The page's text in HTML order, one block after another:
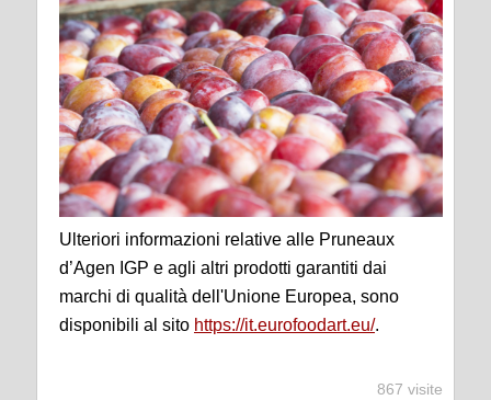
Ulteriori informazioni relative alle Pruneaux
d’Agen IGP e agli altri prodotti garantiti dai
marchi di qualità dell'Unione Europea, sono
disponibili al sito https://it.eurofoodart.eu/.
867 visite